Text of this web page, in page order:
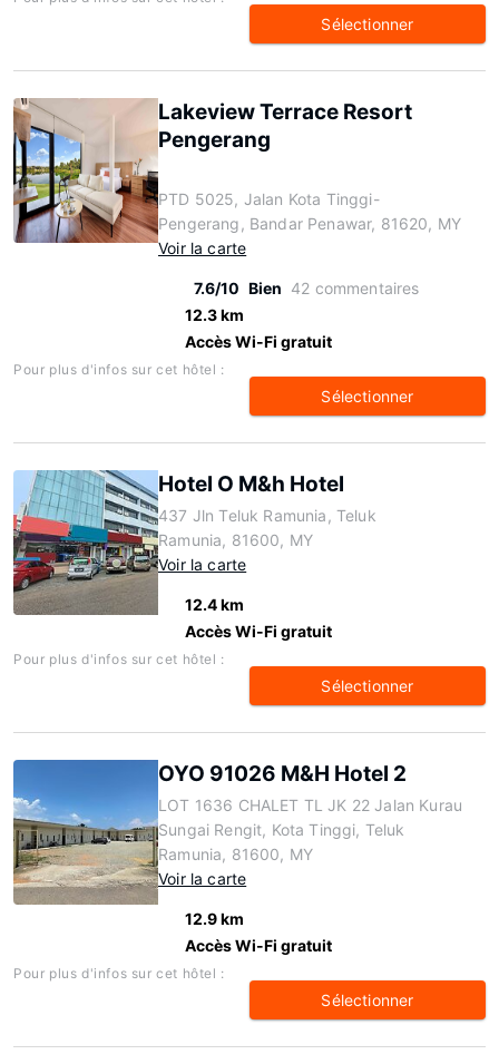
Sélectionner
Lakeview Terrace Resort
Pengerang
PTD 5025, Jalan Kota Tinggi-
Pengerang, Bandar Penawar, 81620, MY
Voir la carte
7.6/10 Bien 42 commentaires
12.3 km
Accès Wi-Fi gratuit
Pour plus d'infos sur cet hôtel :
Sélectionner
Hotel O M&h Hotel
437 Jln Teluk Ramunia, Teluk
Ramunia, 81600, MY
Voir la carte
12.4 km
Accès Wi-Fi gratuit
Pour plus d'infos sur cet hôtel :
Sélectionner
OYO 91026 M&H Hotel 2
LOT 1636 CHALET TL JK 22 Jalan Kurau
Sungai Rengit, Kota Tinggi, Teluk
Ramunia, 81600, MY
Voir la carte
12.9 km
Accès Wi-Fi gratuit
Pour plus d'infos sur cet hôtel :
Sélectionner